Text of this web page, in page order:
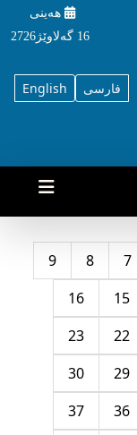
هه‌ینی
16 گه‌لاوێژ2726
English فارسی
7
8
9
15
16
22
23
29
30
36
37